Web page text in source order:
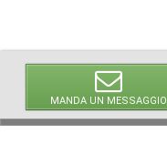
MANDA UN MESSAGGIO